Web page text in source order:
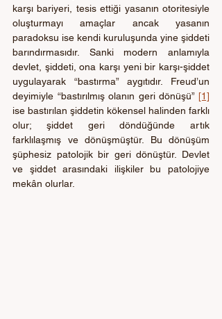
karşı bariyeri, tesis ettiği yasanın otoritesiyle
oluşturmayı amaçlar ancak yasanın
paradoksu ise kendi kuruluşunda yine şiddeti
barındırmasıdır. Sanki modern anlamıyla
devlet, şiddeti, ona karşı yeni bir karşı-şiddet
uygulayarak “bastırma” aygıtıdır. Freud’un
deyimiyle “bastırılmış olanın geri dönüşü” [1]
ise bastırılan şiddetin kökensel halinden farklı
olur; şiddet geri döndüğünde artık
farklılaşmış ve dönüşmüştür. Bu dönüşüm
şüphesiz patolojik bir geri dönüştür. Devlet
ve şiddet arasındaki ilişkiler bu patolojiye
mekân olurlar.